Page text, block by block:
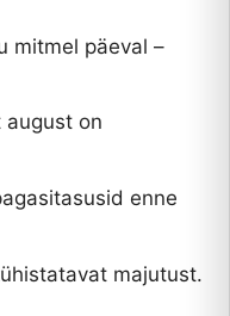
mitmel päeval –
august on
enne
majutust.